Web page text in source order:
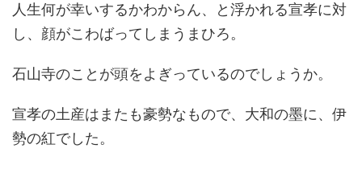
人生何が幸いするかわからん、と浮かれる宣孝に対
し、顔がこわばってしまうまひろ。
石山寺のことが頭をよぎっているのでしょうか。
宣孝の土産はまたも豪勢なもので、大和の墨に、伊
勢の紅でした。